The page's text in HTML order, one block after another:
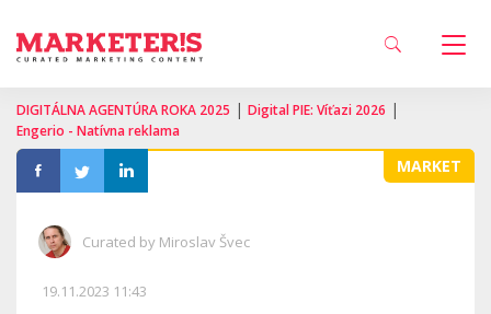
DIGITÁLNA AGENTÚRA ROKA 2025 | Digital PIE: Víťazi 2026 |
Engerio - Natívna reklama
MARKET
Curated by Miroslav Švec
19.11.2023 11:43